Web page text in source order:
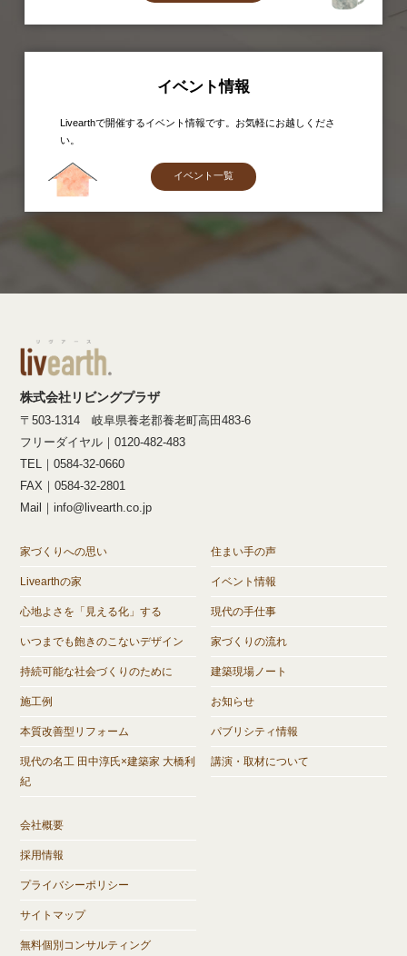
イベント情報
Livearthで開催するイベント情報です。お気軽にお越しくださ
い。
イベント一覧
株式会社リビングプラザ
〒503-1314 岐阜県養老郡養老町高田483-6
フリーダイヤル｜0120-482-483
TEL｜0584-32-0660
FAX｜0584-32-2801
Mail｜info@livearth.co.jp
家づくりへの思い
Livearthの家
心地よさを「見える化」する
いつまでも飽きのこないデザイン
持続可能な社会づくりのために
施工例
本質改善型リフォーム
現代の名工 田中淳氏×建築家 大橋利
紀
住まい手の声
イベント情報
現代の手仕事
家づくりの流れ
建築現場ノート
お知らせ
パブリシティ情報
講演・取材について
会社概要
採用情報
プライバシーポリシー
サイトマップ
無料個別コンサルティング